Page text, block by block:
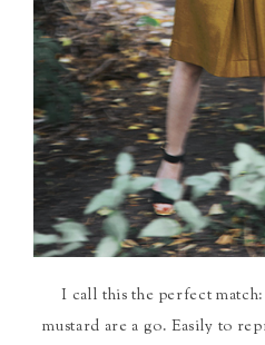
I call this the perfect
mustard are a go. Easily to